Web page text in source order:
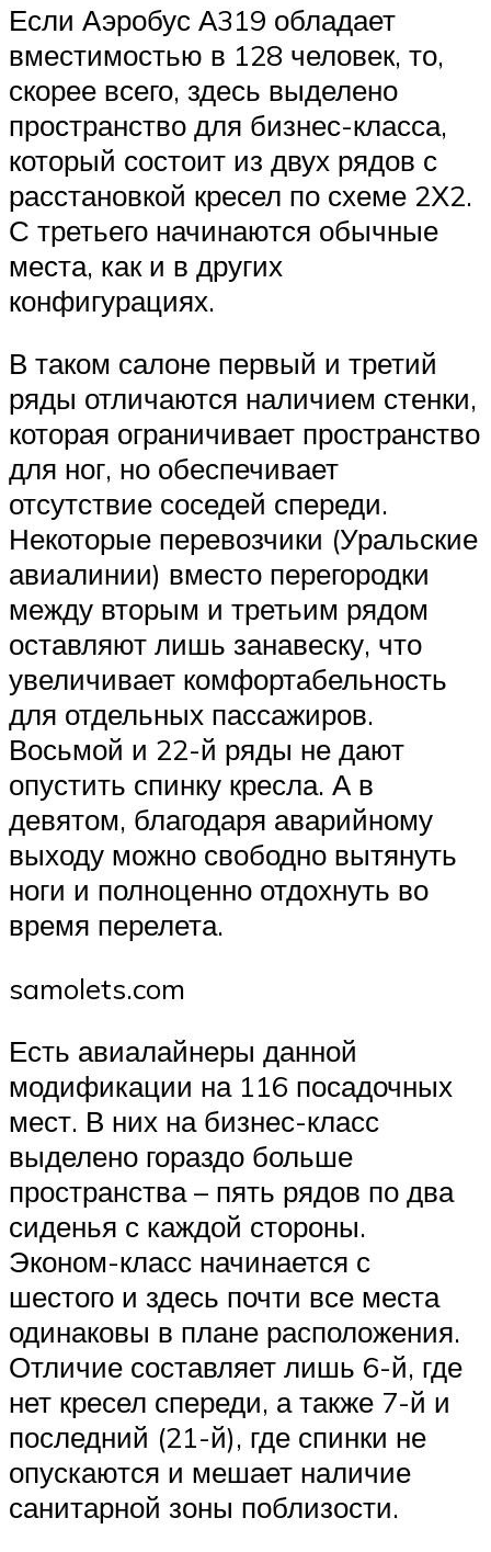
Если Аэробус А319 обладает
вместимостью в 128 человек, то,
скорее всего, здесь выделено
пространство для бизнес-класса,
который состоит из двух рядов с
расстановкой кресел по схеме 2Х2.
С третьего начинаются обычные
места, как и в других
конфигурациях.
В таком салоне первый и третий
ряды отличаются наличием стенки,
которая ограничивает пространство
для ног, но обеспечивает
отсутствие соседей спереди.
Некоторые перевозчики (Уральские
авиалинии) вместо перегородки
между вторым и третьим рядом
оставляют лишь занавеску, что
увеличивает комфортабельность
для отдельных пассажиров.
Восьмой и 22-й ряды не дают
опустить спинку кресла. А в
девятом, благодаря аварийному
выходу можно свободно вытянуть
ноги и полноценно отдохнуть во
время перелета.
samolets.com
Есть авиалайнеры данной
модификации на 116 посадочных
мест. В них на бизнес-класс
выделено гораздо больше
пространства – пять рядов по два
сиденья с каждой стороны.
Эконом-класс начинается с
шестого и здесь почти все места
одинаковы в плане расположения.
Отличие составляет лишь 6-й, где
нет кресел спереди, а также 7-й и
последний (21-й), где спинки не
опускаются и мешает наличие
санитарной зоны поблизости.